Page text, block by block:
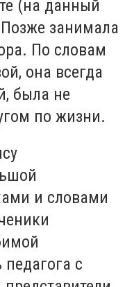
(на данный
занимала
По словам
она всегда
была не
по жизни.
и словами
с